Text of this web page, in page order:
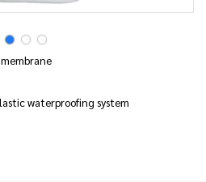
waterproofing system